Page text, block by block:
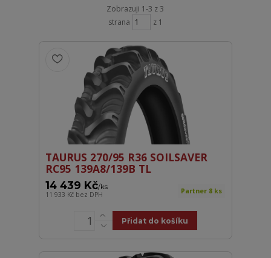
Zobrazuji 1-3 z 3
strana
z 1
TAURUS 270/95 R36 SOILSAVER
RC95 139A8/139B TL
14 439 Kč/ks
11 933 Kč bez DPH Partner 8 ks
Přidat do košíku